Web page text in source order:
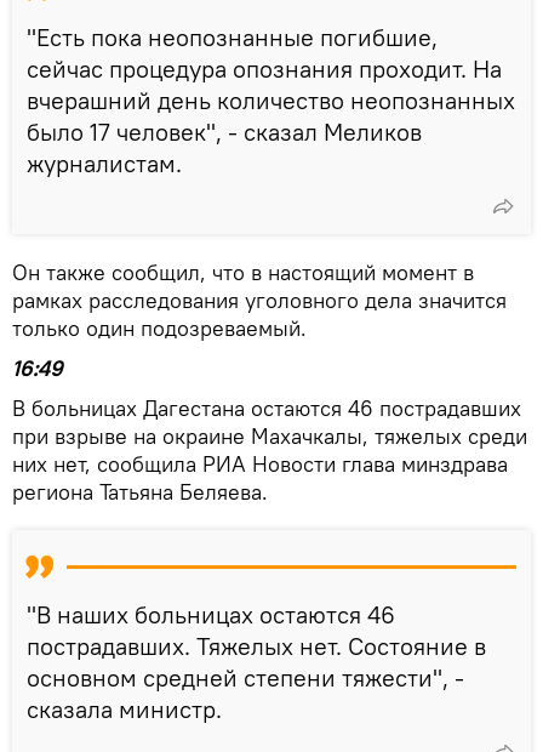
"Есть пока неопознанные погибшие,
сейчас процедура опознания проходит. На
вчерашний день количество неопознанных
было 17 человек", - сказал Меликов
журналистам.
Он также сообщил, что в настоящий момент в
рамках расследования уголовного дела значится
только один подозреваемый.
16:49
В больницах Дагестана остаются 46 пострадавших
при взрыве на окраине Махачкалы, тяжелых среди
них нет, сообщила РИА Новости глава минздрава
региона Татьяна Беляева.
"В наших больницах остаются 46
пострадавших. Тяжелых нет. Состояние в
основном средней степени тяжести", -
сказала министр.